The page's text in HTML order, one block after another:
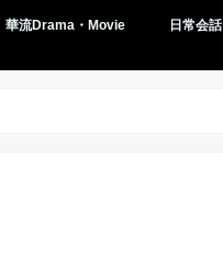
華流Drama・Movie 日常会話